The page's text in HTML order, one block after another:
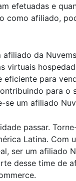
efetuadas e
como afiliado,
afiliado da
virtuais
eficiente para
para o
se um afiliado
passar.
Latina. Com
ser um afiliado
desse time de